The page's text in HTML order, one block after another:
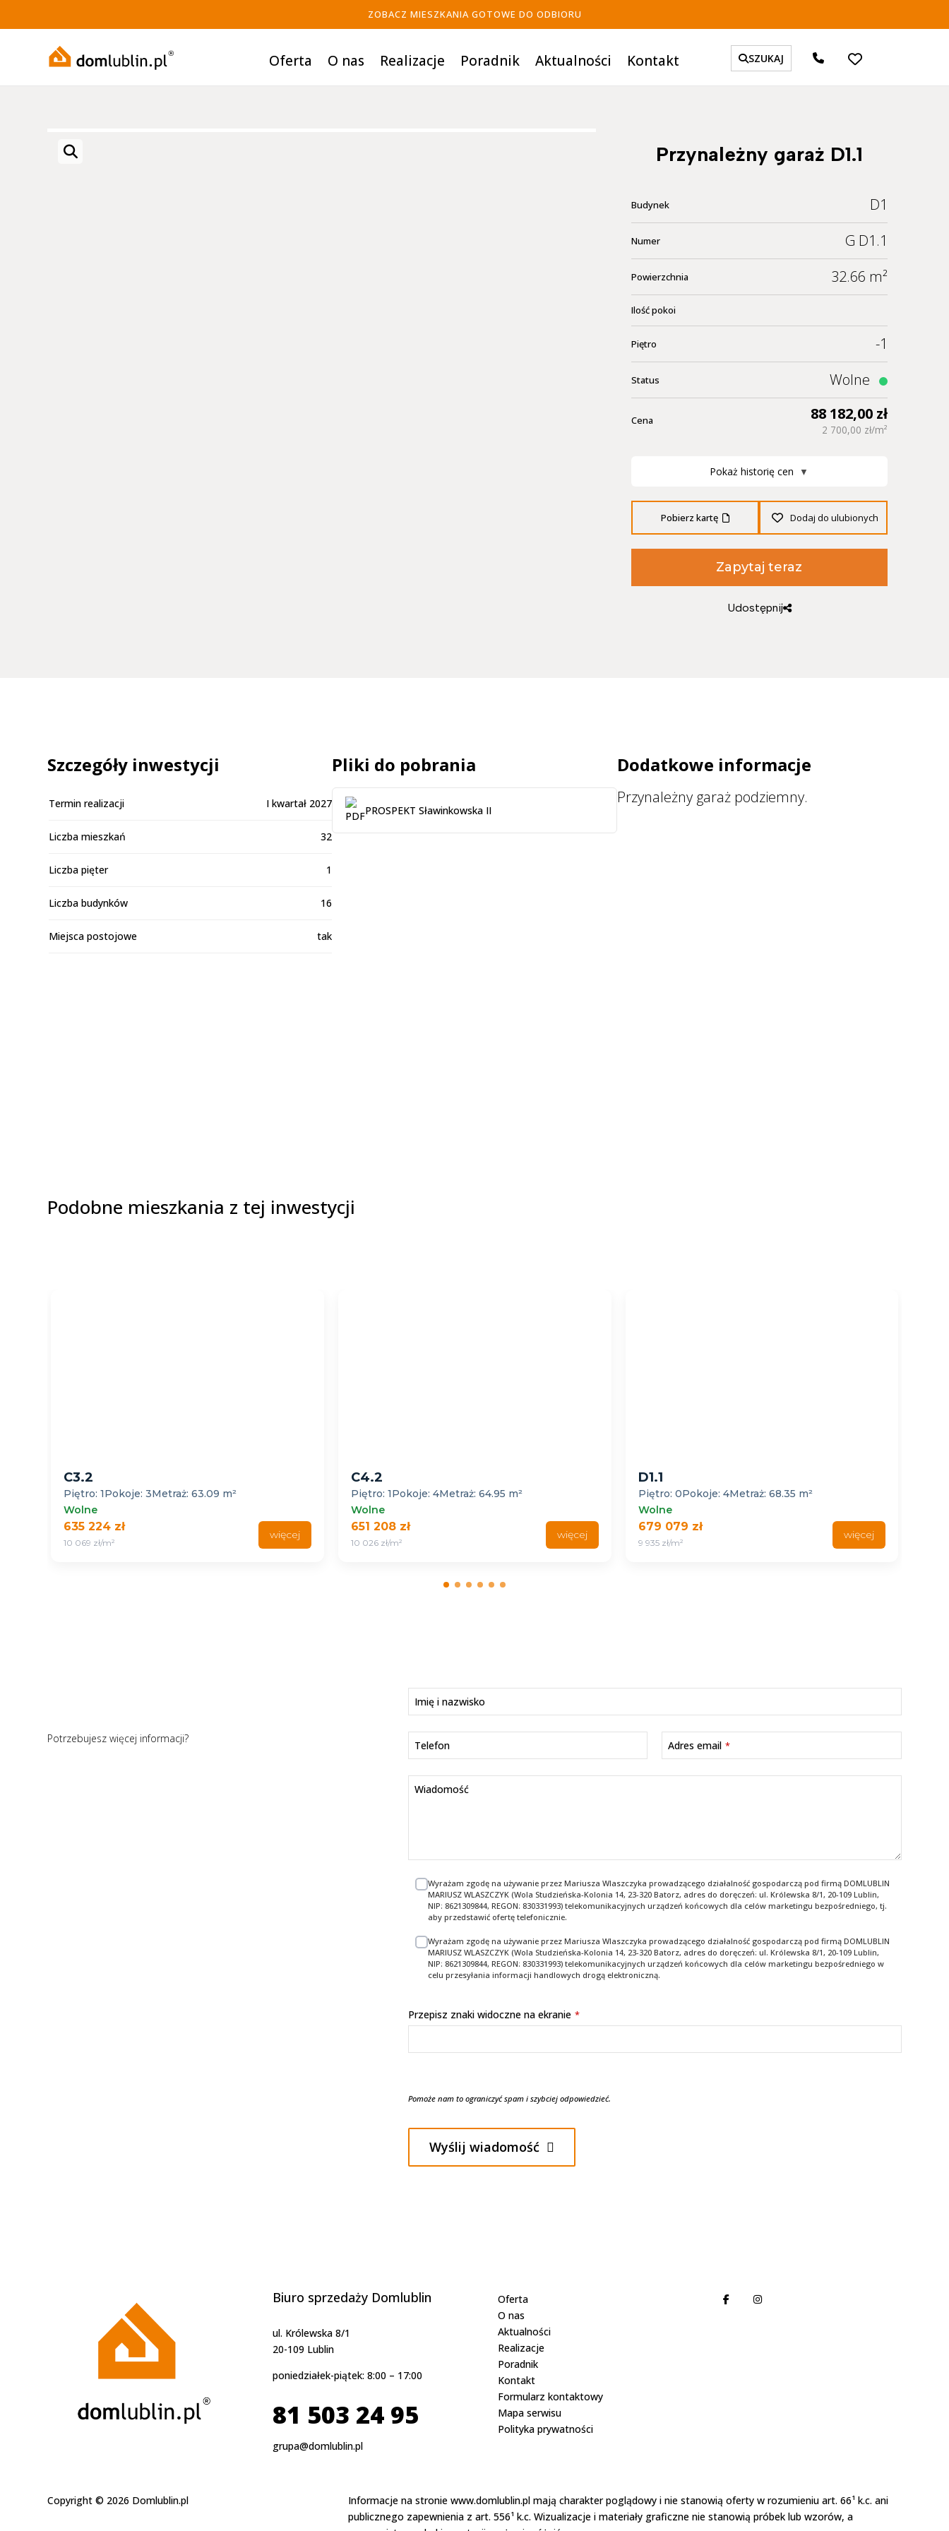
ZOBACZ MIESZKANIA GOTOWE DO ODBIORU
Oferta O nas Realizacje Poradnik Aktualności Kontakt SZUKAJ
Przynależny garaż D1.1
Budynek D1
Numer G D1.1
Powierzchnia 32.66 m²
Ilość pokoi
Piętro -1
Status Wolne
Cena 88 182,00 zł
2 700,00 zł/m²
Pokaż historię cen ▼
Pobierz kartę Dodaj do ulubionych
Zapytaj teraz
Udostępnij
Szczegóły inwestycji
Termin realizacji I kwartał 2027
Liczba mieszkań 32
Liczba pięter 1
Liczba budynków 16
Miejsca postojowe tak
Pliki do pobrania
PROSPEKT Sławinkowska II
Dodatkowe informacje
Przynależny garaż podziemny.
Podobne mieszkania z tej inwestycji
Metraż: 63.09 m² Piętro: 1
Metraż: 64.95 m²
651 208 zł
10 026 zł/m²
Piętro: 0
Metraż: 68.35 m²
679 079 zł
Piętro: 1
635 224 zł
10 069 zł/m²
Potrzebujesz więcej informacji?
Imię i nazwisko
Telefon Adres email *
Wiadomość
Wyrażam zgodę na używanie przez Mariusza Wlaszczyka prowadzącego działalność gospodarczą pod firmą DOMLUBLIN
MARIUSZ WLASZCZYK (Wola Studzieńska-Kolonia 14, 23-320 Batorz, adres do doręczeń: ul. Królewska 8/1, 20-109 Lublin,
NIP: 8621309844, REGON: 830331993) telekomunikacyjnych urządzeń końcowych dla celów marketingu bezpośredniego, tj.
aby przedstawić ofertę telefonicznie.
Wyrażam zgodę na używanie przez Mariusza Wlaszczyka prowadzącego działalność gospodarczą pod firmą DOMLUBLIN
MARIUSZ WLASZCZYK (Wola Studzieńska-Kolonia 14, 23-320 Batorz, adres do doręczeń: ul. Królewska 8/1, 20-109 Lublin,
NIP: 8621309844, REGON: 830331993) telekomunikacyjnych urządzeń końcowych dla celów marketingu bezpośredniego w
celu przesyłania informacji handlowych drogą elektroniczną.
Przepisz znaki widoczne na ekranie *
Pomoże nam to ograniczyć spam i szybciej odpowiedzieć.
Wyślij wiadomość
Biuro sprzedaży Domlublin
ul. Królewska 8/1
20-109 Lublin
poniedziałek-piątek: 8:00 – 17:00
81 503 24 95
grupa@domlublin.pl
Oferta
O nas
Aktualności
Realizacje
Poradnik
Kontakt
Formularz kontaktowy
Mapa serwisu
Polityka prywatności
Copyright © 2026 Domlublin.pl
Informacje na stronie www.domlublin.pl mają charakter poglądowy i nie stanowią oferty w rozumieniu art. 66¹ k.c. ani
publicznego zapewnienia z art. 556¹ k.c. Wizualizacje i materiały graficzne nie stanowią próbek lub wzorów, a